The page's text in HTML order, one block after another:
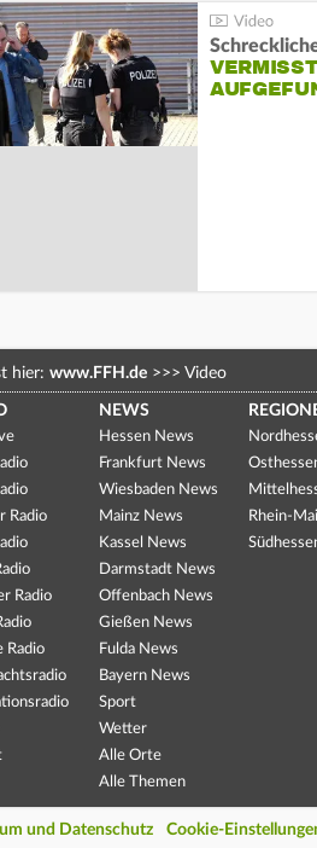
hier: www.FFH.de >>> Video
Radio
Radio
Radio
NEWS
Hessen News
Frankfurt News
Wiesbaden News
Mainz News
Kassel News
Darmstadt News
Offenbach News
Gießen News
Fulda News
Bayern News
Sport
Wetter
Alle Orte
Alle Themen
Rhein-
und Datenschutz Cookie-